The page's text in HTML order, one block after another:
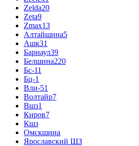
Zelda20
Zeta9
Zmax13
Алтайшина5
Ашк31
Барнаул39
Белшина220
Бс-11
Бц-1
Вли-51
Волтайр7
Вшз1
Киров7
Кшз
Омскшина
Ярославский ШЗ